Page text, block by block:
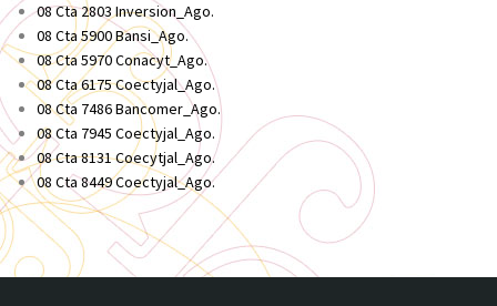
08 Cta 2803 Inversion_Ago.
08 Cta 5900 Bansi_Ago.
08 Cta 5970 Conacyt_Ago.
08 Cta 6175 Coectyjal_Ago.
08 Cta 7486 Bancomer_Ago.
08 Cta 7945 Coectyjal_Ago.
08 Cta 8131 Coecytjal_Ago.
08 Cta 8449 Coectyjal_Ago.